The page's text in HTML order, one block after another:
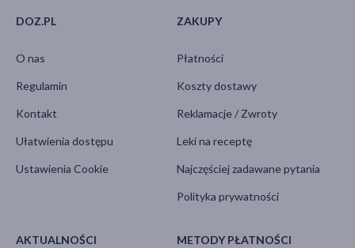
DOZ.PL
O nas
Regulamin
Kontakt
Ułatwienia dostępu
Ustawienia Cookie
ZAKUPY
Płatności
Koszty dostawy
Reklamacje / Zwroty
Leki na receptę
Najczęściej zadawane pytania
Polityka prywatności
AKTUALNOŚCI METODY PŁATNOŚCI